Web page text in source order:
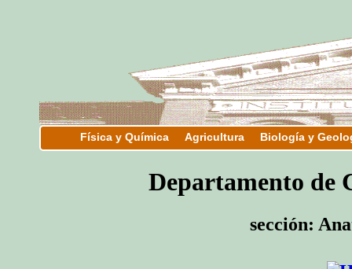
Física y Química Agricultura Biología y
Departamento de
sección: